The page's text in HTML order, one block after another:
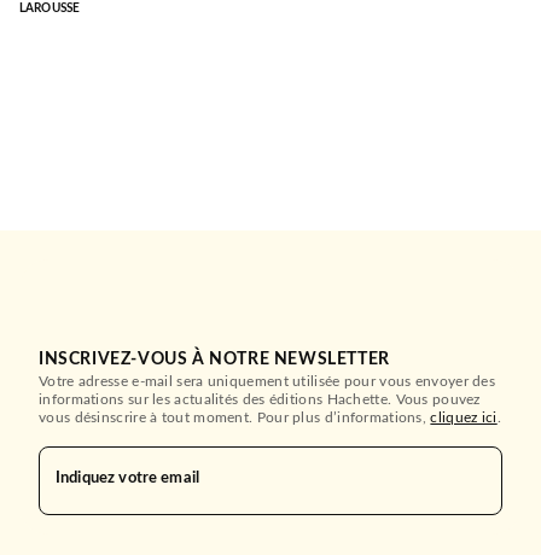
LAROUSSE
INSCRIVEZ-VOUS À NOTRE NEWSLETTER
Votre adresse e-mail sera uniquement utilisée pour vous envoyer des
informations sur les actualités des éditions Hachette. Vous pouvez
vous désinscrire à tout moment. Pour plus d’informations,cliquez ici
Indiquez votre email